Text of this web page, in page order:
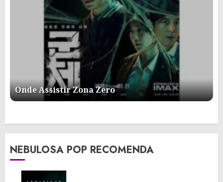
Onde Assistir Zona Zero
NEBULOSA POP RECOMENDA